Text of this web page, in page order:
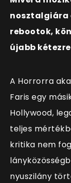
nosztalgiára
rebootok,
újabb
A Horrorra
Faris egy
Hollywood,
teljes
kritika nem
nyuszilány